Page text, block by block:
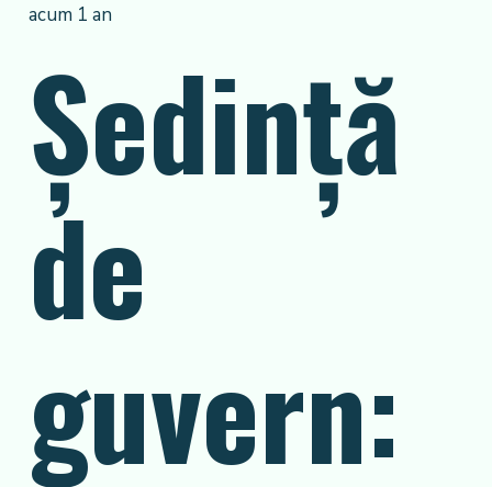
acum 1 an
Ședință
de
guvern: